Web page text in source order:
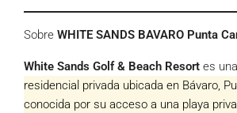
Sobre WHITE SANDS BAVARO Punta
White Sands Golf & Beach Resort es una
residencial privada ubicada en Bávaro,
conocida por su acceso a una playa